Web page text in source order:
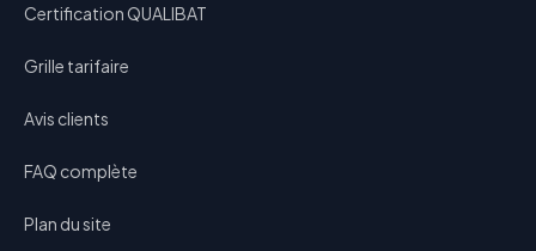
Certification QUALIBAT
Grille tarifaire
Avis clients
FAQ complète
Plan du site